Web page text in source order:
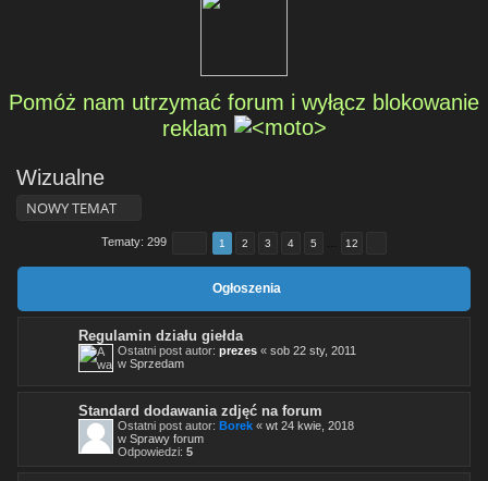
Pomóż nam utrzymać forum i wyłącz blokowanie
reklam
Wizualne
NOWY TEMAT
Tematy: 299 1 2 3 4 5 12
Ogłoszenia
Regulamin działu giełda
Ostatni post autor: prezes « sob 22 sty, 2011
w Sprzedam
Standard dodawania zdjęć na forum
Ostatni post autor: Borek « wt 24 kwie, 2018
w Sprawy forum
Odpowiedzi: 5